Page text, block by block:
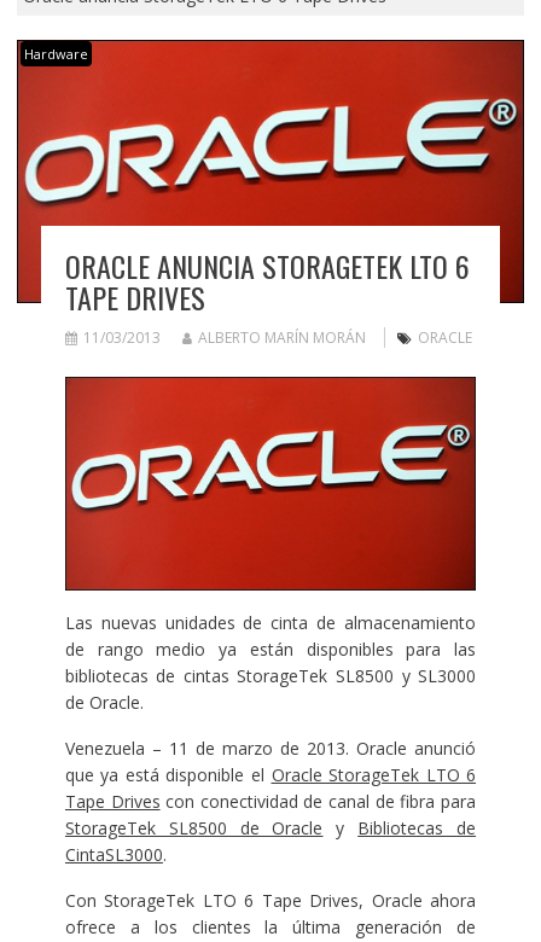
Hardware
ORACLE ANUNCIA STORAGETEK LTO 6
TAPE DRIVES
11/03/2013 ALBERTO MARÍN MORÁN ORACLE
Las nuevas unidades de cinta de almacenamiento
de rango medio ya están disponibles para las
bibliotecas de cintas StorageTek SL8500 y SL3000
de Oracle.
Venezuela – 11 de marzo de 2013. Oracle anunció
que ya está disponible el Oracle StorageTek LTO 6
Tape Drives con conectividad de canal de fibra para
StorageTek SL8500 de Oracle y Bibliotecas de
CintaSL3000.
Con StorageTek LTO 6 Tape Drives, Oracle ahora
ofrece a los clientes la última generación de